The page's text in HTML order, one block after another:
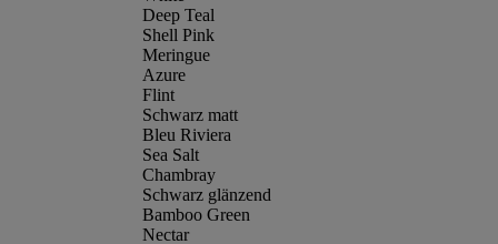
Deep Teal
Shell Pink
Meringue
Azure
Flint
Schwarz matt
Bleu Riviera
Sea Salt
Chambray
Schwarz glänzend
Bamboo Green
Nectar